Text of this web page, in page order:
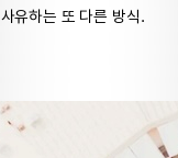
유하는 또 다른 방식.